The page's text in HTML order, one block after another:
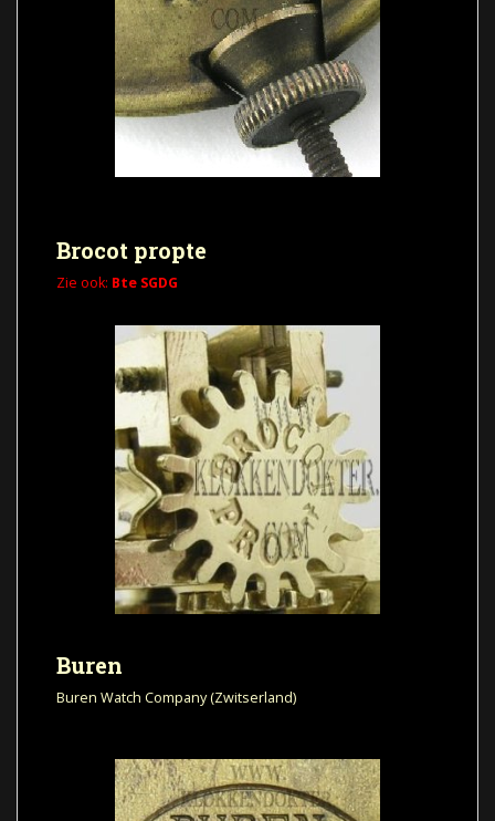
Brocot propte
Zie ook: Bte SGDG
Buren
Buren Watch Company (Zwitserland)